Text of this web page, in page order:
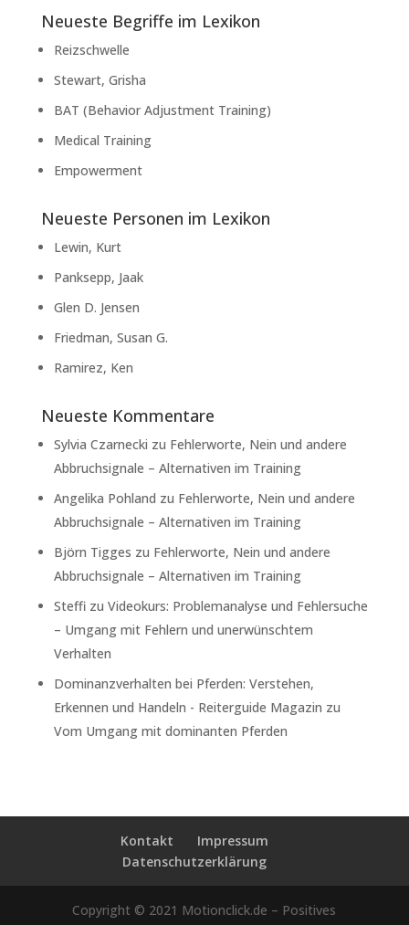
Neueste Begriffe im Lexikon
Reizschwelle
Stewart, Grisha
BAT (Behavior Adjustment Training)
Medical Training
Empowerment
Neueste Personen im Lexikon
Lewin, Kurt
Panksepp, Jaak
Glen D. Jensen
Friedman, Susan G.
Ramirez, Ken
Neueste Kommentare
Sylvia Czarnecki zu Fehlerworte, Nein und andere
Abbruchsignale – Alternativen im Training
Angelika Pohland zu Fehlerworte, Nein und andere
Abbruchsignale – Alternativen im Training
Björn Tigges zu Fehlerworte, Nein und andere
Abbruchsignale – Alternativen im Training
Steffizu Videokurs: Problemanalyse und Fehlersuche
– Umgang mit Fehlern und unerwünschtem
Verhalten
Dominanzverhalten bei Pferden: Verstehen,
Erkennen und Handeln - Reiterguide Magazin zu
Vom Umgang mit dominanten Pferden
Kontakt
Impressum
Datenschutzerklärung
Copyright © 2021 Motionclick.de – Positives